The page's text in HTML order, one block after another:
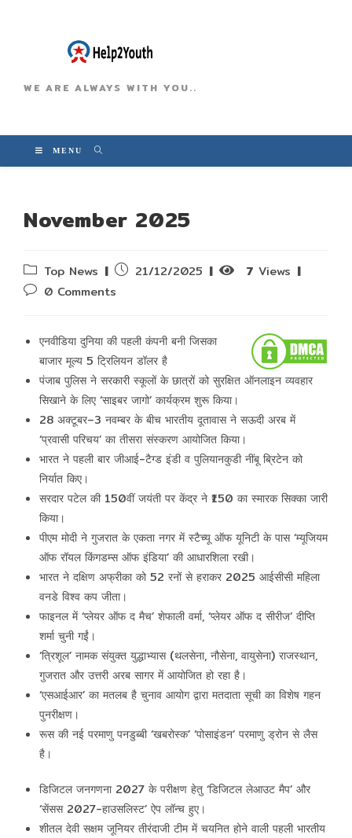
WE ARE ALWAYS WITH YOU..
MENU
November 2025
Post
category:
Top News
Post
published:
21/12/2025 7 Views
Post0 Comments
एनवीडिया दुनिया की पहली कंपनी बनी जिसका
बाजार मूल्य 5 ट्रिलियन डॉलर है
पंजाब पुलिस ने सरकारी स्कूलों के छात्रों को सुरक्षित ऑनलाइन व्यवहार
सिखाने के लिए ‘साइबर जागो’ कार्यक्रम शुरू किया।
28 अक्टूबर–3 नवम्बर के बीच भारतीय दूतावास ने सऊदी अरब में
‘प्रवासी परिचय’ का तीसरा संस्करण आयोजित किया।
भारत ने पहली बार जीआई-टैग्ड इंडी व पुलियानकुडी नींबू ब्रिटेन को
निर्यात किए।
सरदार पटेल की 150वीं जयंती पर केंद्र ने ₹150 का स्मारक सिक्का जारी
किया।
पीएम मोदी ने गुजरात के एकता नगर में स्टैच्यू ऑफ यूनिटी के पास ‘म्यूजियम
ऑफ रॉयल किंगडम्स ऑफ इंडिया’ की आधारशिला रखी।
भारत ने दक्षिण अफ्रीका को 52 रनों से हराकर 2025 आईसीसी महिला
वनडे विश्व कप जीता।
फाइनल में ‘प्लेयर ऑफ द मैच’ शेफाली वर्मा, ‘प्लेयर ऑफ द सीरीज’ दीप्ति
शर्मा चुनी गईं।
‘त्रिशूल’ नामक संयुक्त युद्धाभ्यास (थलसेना, नौसेना, वायुसेना) राजस्थान,
गुजरात और उत्तरी अरब सागर में आयोजित हो रहा है।
‘एसआईआर’ का मतलब है चुनाव आयोग द्वारा मतदाता सूची का विशेष गहन
पुनरीक्षण।
रूस की नई परमाणु पनडुब्बी ‘खबरोस्क’ ‘पोसाइंडन’ परमाणु ड्रोन से लैस
है।
डिजिटल जनगणना 2027 के परीक्षण हेतु ‘डिजिटल लेआउट मैप’ और
‘सेंसस 2027-हाउसलिस्ट’ ऐप लॉन्च हुए।
शीतल देवी सक्षम जूनियर तीरंदाजी टीम में चयनित होने वाली पहली भारतीय